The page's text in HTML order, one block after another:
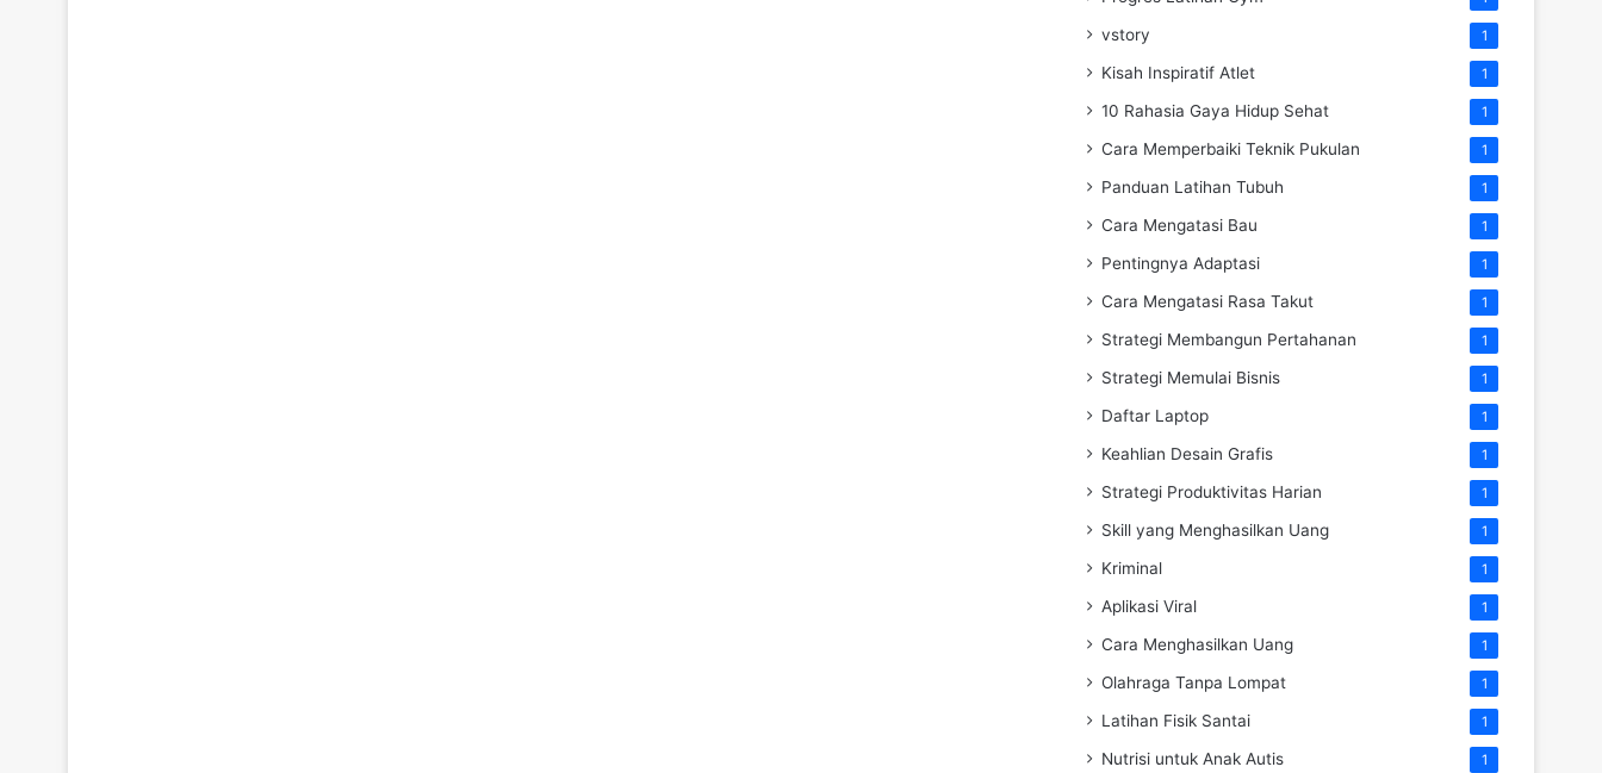
vstory 1
Kisah Inspiratif Atlet 1
10 Rahasia Gaya Hidup Sehat 1
Cara Memperbaiki Teknik Pukulan 1
Panduan Latihan Tubuh 1
Cara Mengatasi Bau 1
Pentingnya Adaptasi 1
Cara Mengatasi Rasa Takut 1
Strategi Membangun Pertahanan 1
Strategi Memulai Bisnis 1
Daftar Laptop 1
Keahlian Desain Grafis 1
Strategi Produktivitas Harian 1
Skill yang Menghasilkan Uang 1
Kriminal 1
Aplikasi Viral 1
Cara Menghasilkan Uang 1
Olahraga Tanpa Lompat 1
Latihan Fisik Santai 1
Nutrisi untuk Anak Autis 1